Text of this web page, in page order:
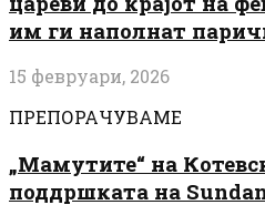
им ги наполнат
15 февруари, 2026
ПРЕПОРАЧУВАМЕ
„Мамутите“ на
поддршката на